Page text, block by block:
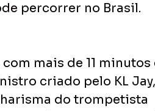
percorrer no Brasil.
mais de 11
criado pelo KL
do trompetista